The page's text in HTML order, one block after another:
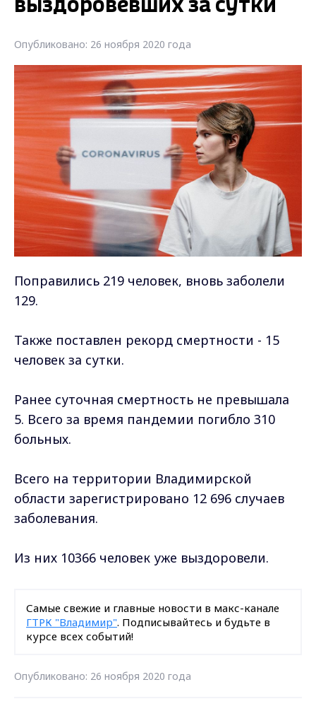
выздоровевших за сутки
Опубликовано: 26 ноября 2020 года
Поправились 219 человек, вновь заболели
129.
Также поставлен рекорд смертности - 15
человек за сутки.
Ранее суточная смертность не превышала
5. Всего за время пандемии погибло 310
больных.
Всего на территории Владимирской
области зарегистрировано 12 696 случаев
заболевания.
Из них 10366 человек уже выздоровели.
Самые свежие и главные новости в макс-канале
ГТРК "Владимир". Подписывайтесь и будьте в
курсе всех событий!
Опубликовано: 26 ноября 2020 года